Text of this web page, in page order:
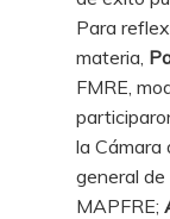
Para
materia,
FMRE,
la Cámara
general
MAPFRE;